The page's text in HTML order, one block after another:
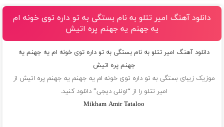
دانلود آهنگ امیر تتلو به نام بستگی به تو داره توی خونه ام
یه جهنم یه جهنم پره اتیش
دانلود آهنگ امیر تتلو به نام بستگی به تو داره توی خونه ام یه جهنم یه
جهنم پره اتیش
موزیک زیبای بستگی به تو داره توی خونه ام یه جهنم یه جهنم پره اتیش از
امیر تتلو را از “اونلی دیجی” دانلود کنید.
Mikham Amir Tataloo